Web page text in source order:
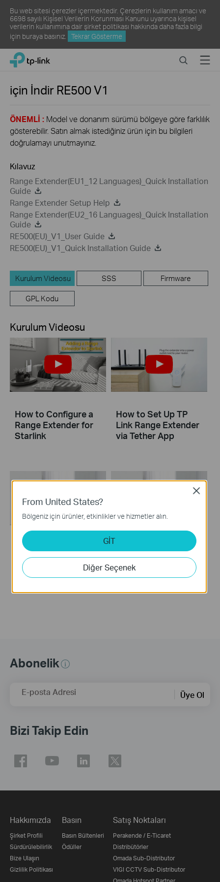
Bu web sitesi çerezler içermektedir. Çerezlerin kullanım amacı ve
6698 sayılı Kişisel Verilerin Korunması Kanunu uyarınca kişisel
verilerin kullanımına dair şirket politikası hakkında daha fazla bilgi
için buraya basınız. Tekrar Gösterme
Click
navigation
TP-Link, Reliably Smart SearchMenu
için İndir RE500V1
ÖNEMLİ : Model ve donanım sürümü bölgeye göre farklılık
gösterebilir. Satın almak istediğiniz ürün için bu bilgileri
doğrulamayı unutmayınız.
Kılavuz
Range Extender(EU1_12 Languages)_Quick Installation
Guide
Range Extender Setup Help
Range Extender(EU2_16 Languages)_Quick Installation
Guide
RE500(EU)_V1_User Guide
RE500(EU)_V1_Quick Installation Guide
Kurulum Videosu SSS Firmware
GPL Kodu
Kurulum Videosu
How to Configure a
Range Extender for
Starlink
How to Set Up TP
Link Range Extender
via Tether App
How to set up a TP-
Link Range
Extender(No music)
How to set up a TP-
Link Range Extender
Abonelik
E-posta Adresi Üye Ol
Bizi Takip Edin
Hakkımızda
Şirket Profili
Sürdürülebilirlik
Bize Ulaşın
Gizlilik Politikası
Basın
Basın Bültenleri
Ödüller
Satış Noktaları
Perakende / E-Ticaret
Distribütörler
Omada Sub-Distributor
VIGI CCTV Sub-Distributor
From United States?
Bölgeniz için ürünler, etkinlikler ve hizmetler alın.
GİT
Diğer Seçenek
Close